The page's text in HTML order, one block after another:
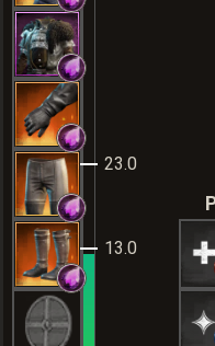
13.0
23.0